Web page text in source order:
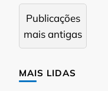
Navegação
por
posts
Publicações
mais antigas
MAIS LIDAS